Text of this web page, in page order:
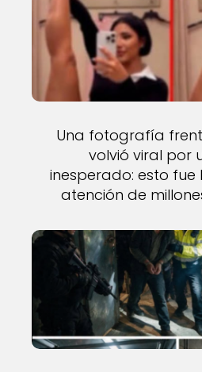
Una fotografía
volvió viral por
inesperado: esto fue
atención de